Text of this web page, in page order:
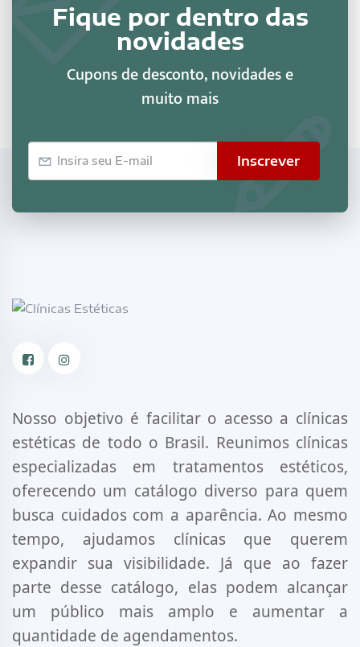
Fique por dentro das
novidades
Cupons de desconto, novidades e
muito mais
Inscrever
Nosso objetivo é facilitar o acesso a clínicas
estéticas de todo o Brasil. Reunimos clínicas
especializadas em tratamentos estéticos,
oferecendo um catálogo diverso para quem
busca cuidados com a aparência. Ao mesmo
tempo, ajudamos clínicas que querem
expandir sua visibilidade. Já que ao fazer
parte desse catálogo, elas podem alcançar
um público mais amplo e aumentar a
quantidade de agendamentos.